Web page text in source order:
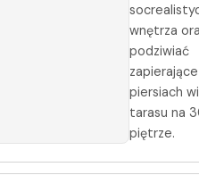
wnętrza
podziwiać
piersiach
tarasu na
piętrze.